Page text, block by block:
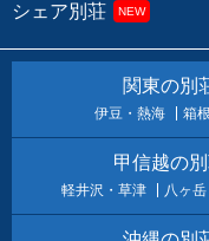
シェア別荘 NEW
関東の別
伊豆・熱海 箱根
甲信越の
軽井沢・草津 八ヶ